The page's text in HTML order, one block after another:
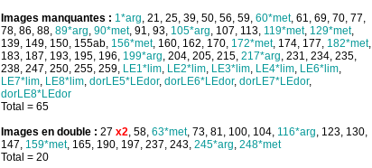
Images manquantes : 1*arg, 21, 25, 39, 50, 56, 59, 60*met, 61, 69, 70, 77,
78, 86, 88, 89*arg, 90*met, 91, 93, 105*arg, 107, 113, 119*met, 129*met,
139, 149, 150, 155ab, 156*met, 160, 162, 170, 172*met, 174, 177, 182*met,
183, 187, 193, 195, 196, 199*arg, 204, 205, 215, 217*arg, 231, 234, 235,
238, 247, 250, 255, 259, LE1*lim, LE2*lim, LE3*lim, LE4*lim, LE6*lim,
LE7*lim, LE8*lim, dorLE5*LEdor, dorLE6*LEdor, dorLE7*LEdor,
dorLE8*LEdor
Total = 65
Images en double : 27 x2, 58, 63*met, 73, 81, 100, 104, 116*arg, 123, 130,
147, 159*met, 165, 190, 197, 237, 243, 245*arg, 248*met
Total = 20